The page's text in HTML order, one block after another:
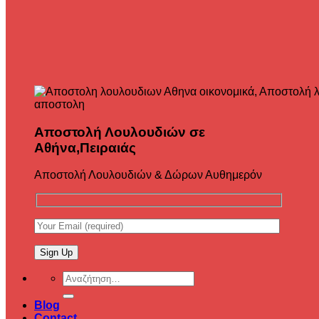
Αποστολή Λουλουδιών σε
Αθήνα,Πειραιάς
Αποστολή Λουλουδιών & Δώρων Αυθημερόν
Αναζήτηση
για:
Blog